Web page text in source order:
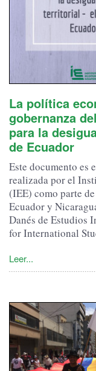
La política
gobernanza
para la
de Ecuador
Este documento es
realizada por el
(IEE) como parte
Ecuador y
Danés de Estudios
for International
Leer...